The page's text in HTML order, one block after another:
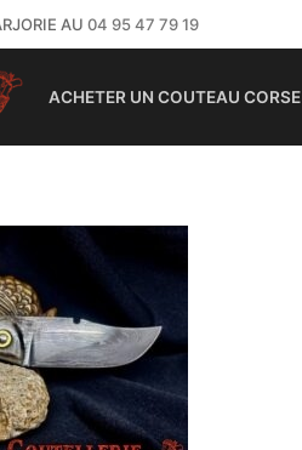
AU 04 95 47 79 19
ACHETER UN COUTEAU CORSE